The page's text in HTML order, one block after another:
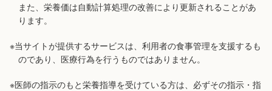
また、栄養価は自動計算処理の改善により更新されることがあ
ります。
※当サイトが提供するサービスは、利用者の食事管理を支援するも
のであり、医療行為を行うものではありません。
※医師の指示のもと栄養指導を受けている方は、必ずその指示・指